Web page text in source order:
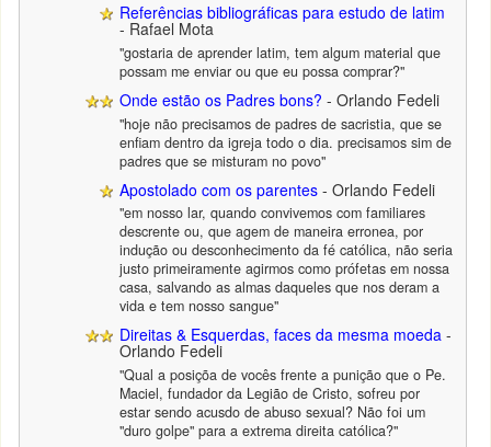
Referências bibliográficas para estudo de latim
- Rafael Mota
"gostaria de aprender latim, tem algum material que
possam me enviar ou que eu possa comprar?"
Onde estão os Padres bons? - Orlando Fedeli
"hoje não precisamos de padres de sacristia, que se
enfiam dentro da igreja todo o dia. precisamos sim de
padres que se misturam no povo"
Apostolado com os parentes - Orlando Fedeli
"em nosso lar, quando convivemos com familiares
descrente ou, que agem de maneira erronea, por
indução ou desconhecimento da fé católica, não seria
justo primeiramente agirmos como prófetas em nossa
casa, salvando as almas daqueles que nos deram a
vida e tem nosso sangue"
Direitas & Esquerdas, faces da mesma moeda -
Orlando Fedeli
"Qual a posiçõa de vocês frente a punição que o Pe.
Maciel, fundador da Legião de Cristo, sofreu por
estar sendo acusdo de abuso sexual? Não foi um
"duro golpe" para a extrema direita católica?"